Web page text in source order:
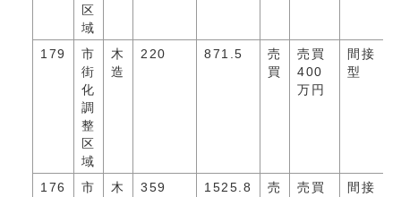
区
域
179
市
街
化
調
整
区
域
木
造
220 871.5
売
買
売買
400
万円
間接
型
176
市
木
359 1525.8
売
売買
間接